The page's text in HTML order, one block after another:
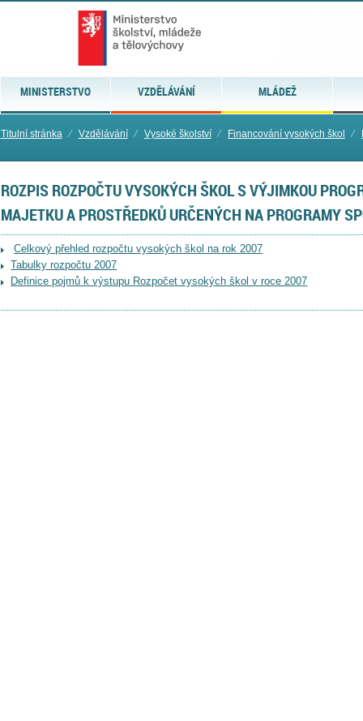
MINISTERSTVO VZDĚLÁVÁNÍ MLÁDEŽ
Titulní stránka ⁄ Vzdělávání ⁄ Vysoké školství ⁄ Financování vysokých škol ⁄
ROZPIS ROZPOČTU VYSOKÝCH ŠKOL S VÝJIMKOU
MAJETKU A PROSTŘEDKŮ URČENÝCH NA PROGRAMY
Celkový přehled rozpočtu vysokých škol na rok 2007
Tabulky rozpočtu 2007
Definice pojmů k výstupu Rozpočet vysokých škol v roce 2007